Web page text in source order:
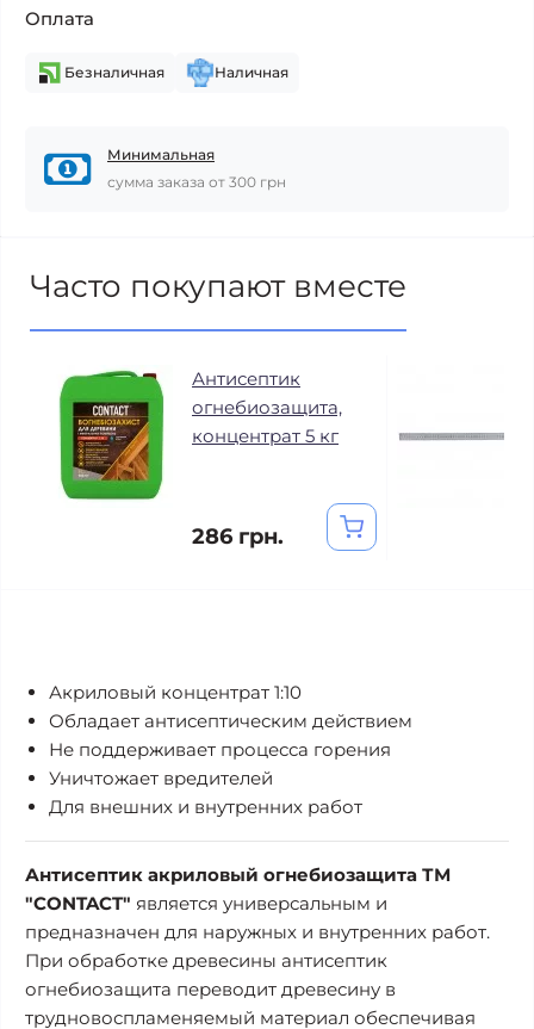
Оплата
Безналичная Наличная
Минимальная
сумма заказа от 300 грн
Часто покупают вместе
Антисептик
огнебиозащита,
концентрат 5 кг
286 грн.
Акриловый концентрат 1:10
Обладает антисептическим действием
Не поддерживает процесса горения
Уничтожает вредителей
Для внешних и внутренних работ
Антисептик акриловый огнебиозащита ТМ
"CONTACT" является универсальным и
предназначен для наружных и внутренних работ.
При обработке древесины антисептик
огнебиозащита переводит древесину в
трудновоспламеняемый материал обеспечивая